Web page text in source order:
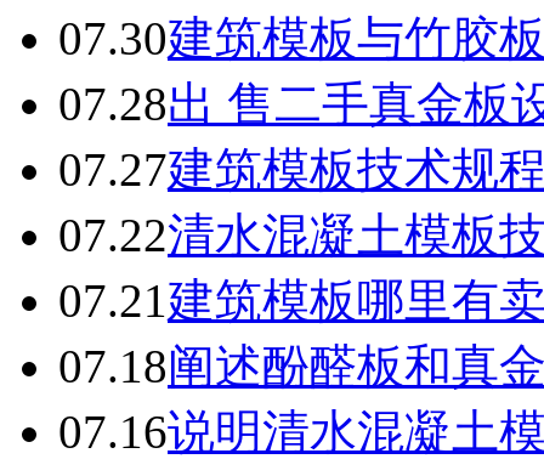
07.30建筑模板与竹胶
07.28出 售二手真金板
07.27建筑模板技术规
07.22清水混凝土模板
07.21建筑模板哪里有
07.18阐述酚醛板和真
07.16说明清水混凝土